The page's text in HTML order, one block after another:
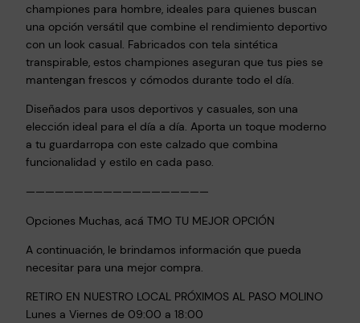
championes para hombre, ideales para quienes buscan
una opción versátil que combine el rendimiento deportivo
con un look casual. Fabricados con tela sintética
transpirable, estos championes aseguran que tus pies se
mantengan frescos y cómodos durante todo el día.
Diseñados para usos deportivos y casuales, son una
elección ideal para el día a día. Aporta un toque moderno
a tu guardarropa con este calzado que combina
funcionalidad y estilo en cada paso.
———————————————————
Opciones Muchas, acá TMO TU MEJOR OPCIÓN
A continuación, le brindamos información que pueda
necesitar para una mejor compra.
RETIRO EN NUESTRO LOCAL PRÓXIMOS AL PASO MOLINO
Lunes a Viernes de 09:00 a 18:00